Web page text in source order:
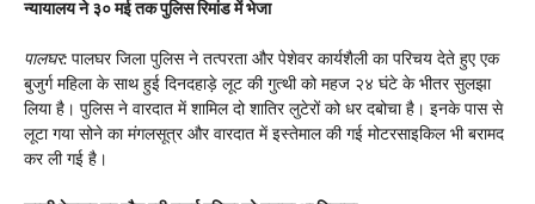
न्यायालय ने ३० मई तक पुलिस रिमांड में भेजा
पालघर: पालघर जिला पुलिस ने तत्परता और पेशेवर कार्यशैली का परिचय देते हुए एक
बुजुर्ग महिला के साथ हुई दिनदहाड़े लूट की गुत्थी को महज २४ घंटे के भीतर सुलझा
लिया है। पुलिस ने वारदात में शामिल दो शातिर लुटेरों को धर दबोचा है। इनके पास से
लूटा गया सोने का मंगलसूत्र और वारदात में इस्तेमाल की गई मोटरसाइकिल भी बरामद
कर ली गई है।